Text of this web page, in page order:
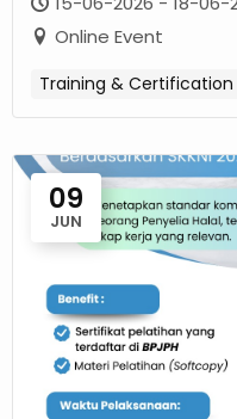
Online Event
Training & Certification
09
JUN